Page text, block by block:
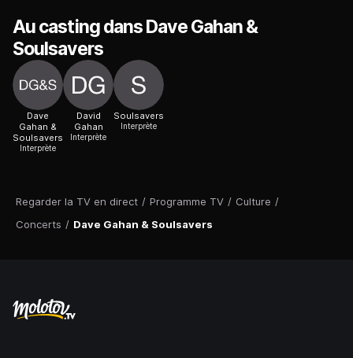
Regarder la TV en direct / Programme TV / Culture /
Concerts / Dave Gahan & Soulsavers
Au casting dans Dave Gahan &
Soulsavers
Dave
Gahan &
Soulsavers
Interprète
David
Gahan
Interprète
Soulsavers
Interprète